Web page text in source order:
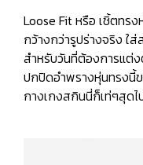
Loose Fit หรือ เชิ้ตทรง
กว้างกว่ารูปร่างจริง ใ
สำหรับวันที่ต้องการแต่
ปกปิดอำพรางหุ่นทรงนี้
กางเกงสกินนี่ก็เท่ๆสุดไ